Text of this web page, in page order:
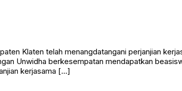
Klaten telah menangdatangani perjanjian
Unwidha berkesempatan mendapatkan
kerjasama […]